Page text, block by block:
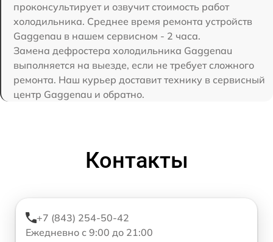
проконсультирует и озвучит стоимость работ
холодильника. Среднее время ремонта устройств
Gaggenau в нашем сервисном - 2 часа.
Замена дефростера холодильника Gaggenau
выполняется на выезде, если не требует сложного
ремонта. Наш курьер доставит технику в сервисный
центр Gaggenau и обратно.
Контакты
+7 (843) 254-50-42
Ежедневно с 9:00 до 21:00